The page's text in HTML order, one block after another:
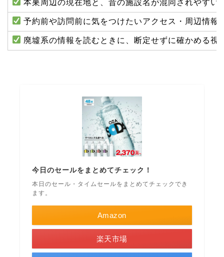
本巣周辺の現在地と、昔の施設名が混同されやすい
予約前や訪問前に気をつけたいアクセス・周辺情報
廃墟系の情報を読むときに、断定せずに確かめる視
今日のセールをまとめてチェック！
本日のセール・タイムセールをまとめてチェックでき
ます。
Amazon
楽天市場